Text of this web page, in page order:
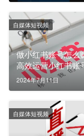
做小红书账号怎么
高效运营小红书账
2024年7月11日
自媒体短视频
自媒体短视频